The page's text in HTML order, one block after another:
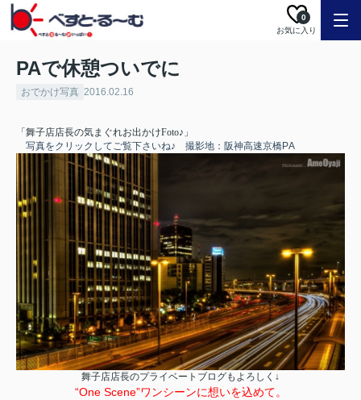
お気に入り
0
PAで休憩ついでに
おでかけ写真 2016.02.16
「舞子店店長の気まぐれお出かけFoto♪」
写真をクリックしてご覧下さいね♪ 撮影地：阪神高速京橋PA
舞子店店長のプライベートブログもよろしく↓
“One Scene”ワンシーンに想いを込めて。